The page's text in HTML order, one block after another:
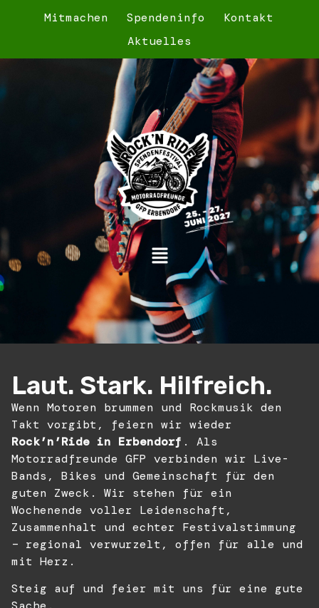
Mitmachen Spendeninfo
Kontakt
Aktuelles
Laut. Stark. Hilfreich.
Wenn Motoren brummen und Rockmusik den
Takt vorgibt, feiern wir wieder
Rock’n’Ride in Erbendorf . Als
Motorradfreunde GFP verbinden wir Live-
Bands, Bikes und Gemeinschaft für den
guten Zweck. Wir stehen für ein
Wochenende voller Leidenschaft,
Zusammenhalt und echter Festivalstimmung
– regional verwurzelt, offen für alle und
mit Herz.
Steig auf und feier mit uns für eine gute